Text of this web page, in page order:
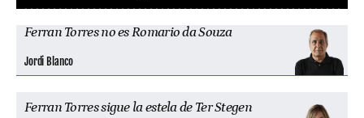
Ferran Torres no es Romario da Souza
Jordi Blanco
Ferran Torres sigue la estela de Ter Stegen